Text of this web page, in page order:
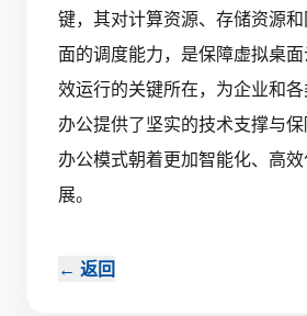
键，其对计算资源、存储资源
面的调度能力，是保障虚拟桌
效运行的关键所在，为企业和
办公提供了坚实的技术支撑与
办公模式朝着更加智能化、高
展。‍
← 返回